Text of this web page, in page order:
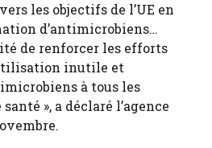
les objectifs de l’UE en
d’antimicrobiens…
de renforcer les efforts
inutile et
à tous les
», a déclaré l’agence